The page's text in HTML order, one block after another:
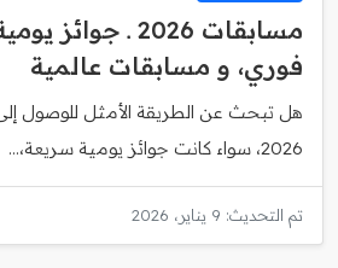
مسابقات 2026 ـ
فوري، و مسابقات عالمية
هل تبحث عن الطريقة الأمثل للوصول
2026، سواء كانت جوائز يومية سريعة،...
تم التحديث: 9 يناير، 2026